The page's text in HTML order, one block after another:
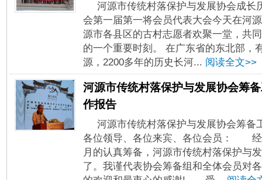
河源市传统村落保护与发展协会成长
会第一届第一将会员代表大会今天在河
源市各县区的古村志愿者欢聚一堂，共
的一个重要时刻。 在广东省的东北部，
源，2200多年的历史长河... 阅读全文>>
河源市传统村落保护与发展协会筹
作报告
河源市传统村落保护与发展协会筹备
各位领导、各位来宾、各位会员： 经
月的认真筹备，河源市传统村落保护与
了。我谨代表协会筹备组和全体会员对